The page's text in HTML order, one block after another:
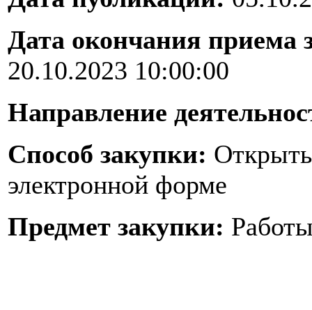
Дата окончания приема
20.10.2023 10:00:00
Направление
Способ закупки:
электронной форме
Предмет закупки: